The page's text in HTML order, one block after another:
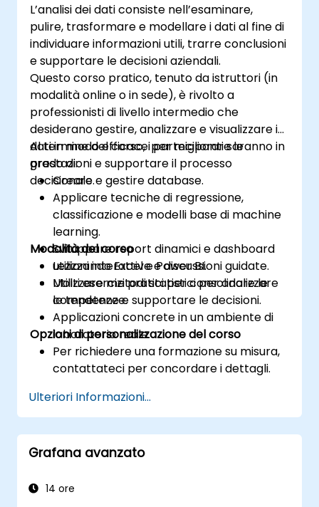
nell’amministrazione, ottimizzazione e
risoluzione dei problemi legati a
Elasticsearch e Kibana.
L’analisi dei dati consiste nell’esaminare,
pulire, trasformare e modellare i dati al fine di
individuare informazioni utili, trarre conclusioni
e supportare le decisioni aziendali.
Questo corso pratico, tenuto da istruttori (in
modalità online o in sede), è rivolto a
professionisti di livello intermedio che
desiderano gestire, analizzare e visualizzare i
dati in modo efficace per migliorare le
prestazioni e supportare il processo
decisionale.
Al termine del corso, i partecipanti saranno in
grado di:
Creare e gestire database.
Applicare tecniche di regressione,
classificazione e modelli base di machine
learning.
Sviluppare report dinamici e dashboard
utilizzando Excel e Power BI.
Utilizzare metodi statistici per analizzare
le tendenze e supportare le decisioni.
Modalità del corso
Lezioni interattive e discussioni guidate.
Molti esercizi pratici per consolidare le
competenze.
Applicazioni concrete in un ambiente di
laboratorio reale.
Opzioni di personalizzazione del corso
Per richiedere una formazione su misura,
contattateci per concordare i dettagli.
Ulteriori Informazioni...
Grafana avanzato
14 ore